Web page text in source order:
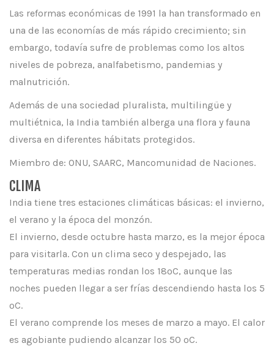
Las reformas económicas de 1991 la han transformado en
una de las economías de más rápido crecimiento; sin
embargo, todavía sufre de problemas como los altos
niveles de pobreza, analfabetismo, pandemias y
malnutrición.
Además de una sociedad pluralista, multilingüe y
multiétnica, la India también alberga una flora y fauna
diversa en diferentes hábitats protegidos.
Miembro de: ONU, SAARC, Mancomunidad de Naciones.
CLIMA
India tiene tres estaciones climáticas básicas: el invierno,
el verano y la época del monzón.
El invierno, desde octubre hasta marzo, es la mejor época
para visitarla. Con un clima seco y despejado, las
temperaturas medias rondan los 18ºC, aunque las
noches pueden llegar a ser frías descendiendo hasta los 5
ºC.
El verano comprende los meses de marzo a mayo. El calor
es agobiante pudiendo alcanzar los 50 ºC.